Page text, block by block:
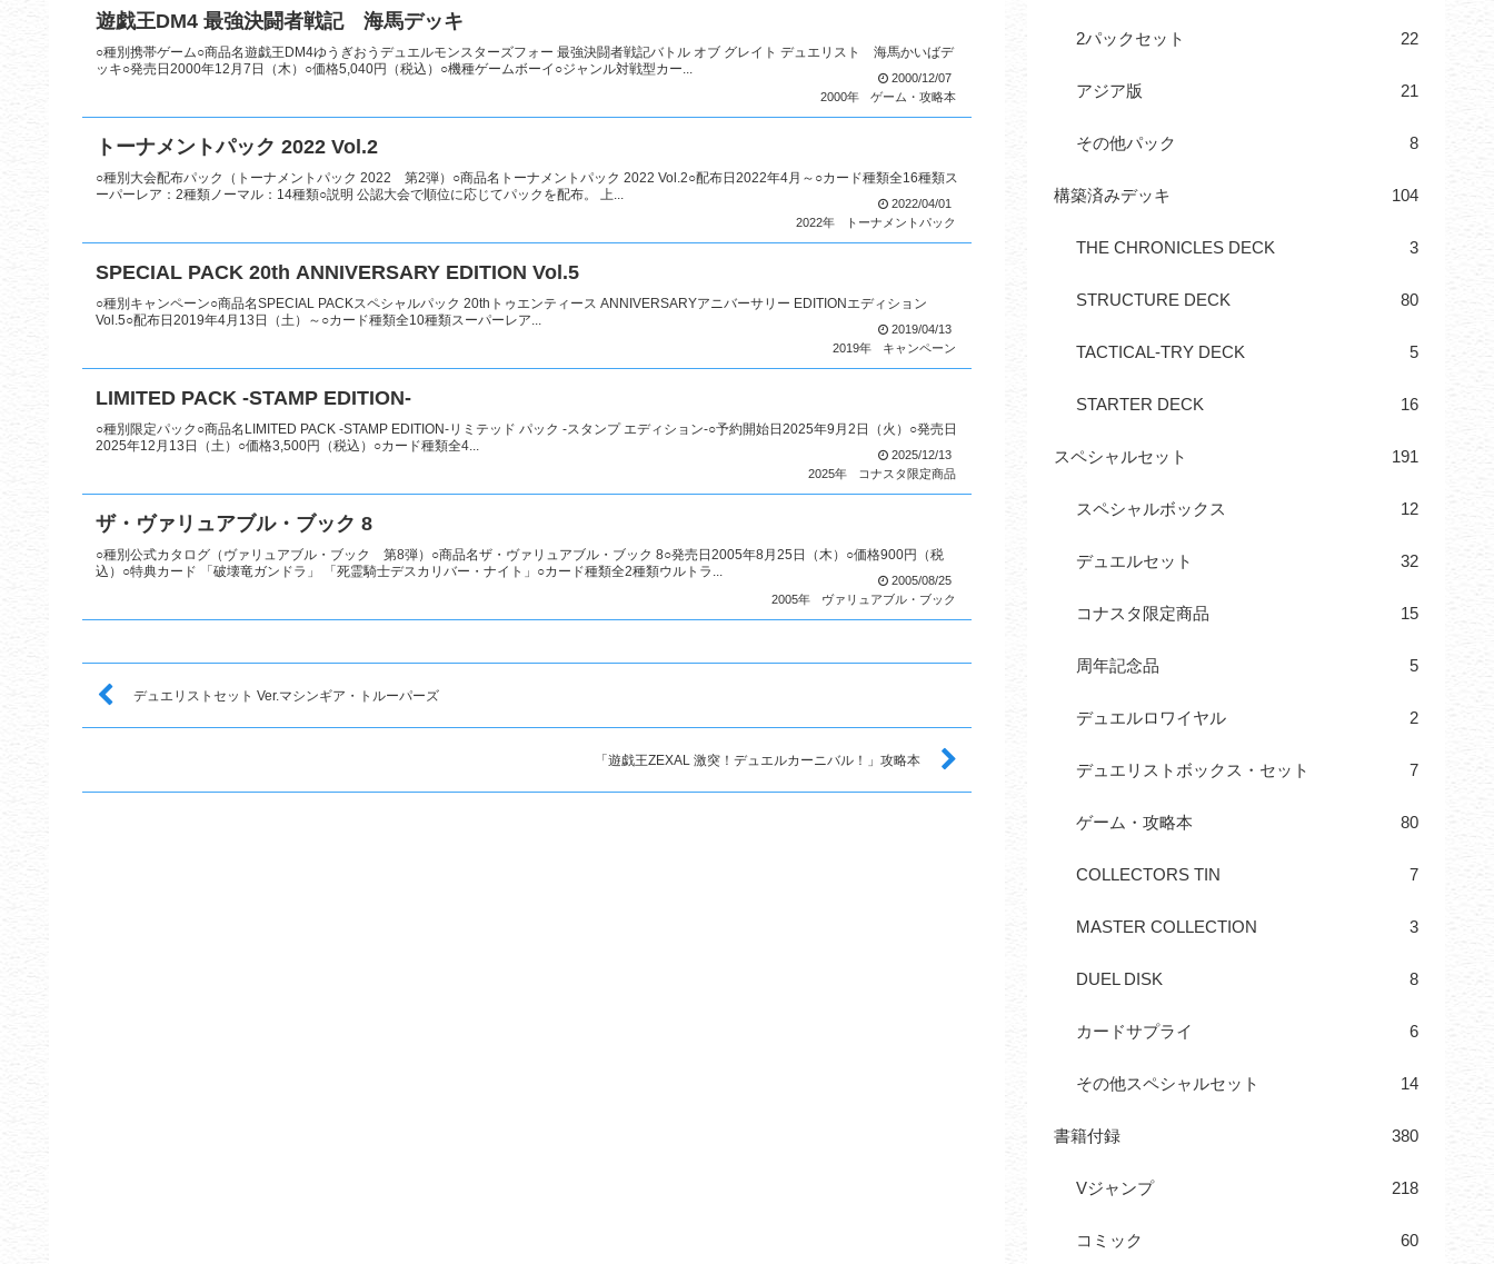
遊戯王DM4 最強決闘者戦記 海馬デッキ
○種別携帯ゲーム○商品名遊戯王DM4ゆうぎおうデュエルモンスターズフォー 最強決闘者戦記バトル オブ グレイト デュエリスト 海馬かいばデ
ッキ○発売日2000年12月7日（木）○価格5,040円（税込）○機種ゲームボーイ○ジャンル対戦型カー...
2000/12/07
2000年
ゲーム・攻略本
トーナメントパック 2022 Vol.2
○種別大会配布パック（トーナメントパック 2022 第2弾）○商品名トーナメントパック 2022 Vol.2○配布日2022年4月～○カード種類全16種類ス
ーパーレア：2種類ノーマル：14種類○説明 公認大会で順位に応じてパックを配布。 上...
2022/04/01
2022年
トーナメントパック
SPECIAL PACK 20th ANNIVERSARY EDITION Vol.5
○種別キャンペーン○商品名SPECIAL PACKスペシャルパック 20thトゥエンティース ANNIVERSARYアニバーサリー EDITIONエディション
Vol.5○配布日2019年4月13日（土）～○カード種類全10種類スーパーレア...
2019/04/13
2019年
キャンペーン
LIMITED PACK -STAMP EDITION-
○種別限定パック○商品名LIMITED PACK -STAMP EDITION-リミテッド パック -スタンプ エディション-○予約開始日2025年9月2日（火）○発売日
2025年12月13日（土）○価格3,500円（税込）○カード種類全4...
2025/12/13
2025年
コナスタ限定商品
ザ・ヴァリュアブル・ブック 8
○種別公式カタログ（ヴァリュアブル・ブック 第8弾）○商品名ザ・ヴァリュアブル・ブック 8○発売日2005年8月25日（木）○価格900円（税
込）○特典カード 「破壊竜ガンドラ」 「死霊騎士デスカリバー・ナイト」○カード種類全2種類ウルトラ...
2005/08/25
2005年
ヴァリュアブル・ブック
デュエリストセット Ver.マシンギア・トルーパーズ
「遊戯王ZEXAL 激突！デュエルカーニバル！」攻略本
2パックセット 22
アジア版 21
その他パック 8
構築済みデッキ 104
THE CHRONICLES DECK 3
STRUCTURE DECK 80
TACTICAL-TRY DECK 5
STARTER DECK 16
スペシャルセット 191
スペシャルボックス 12
デュエルセット 32
コナスタ限定商品 15
周年記念品 5
デュエルロワイヤル 2
デュエリストボックス・セット 7
ゲーム・攻略本 80
COLLECTORS TIN 7
MASTER COLLECTION 3
DUEL DISK 8
カードサプライ 6
その他スペシャルセット 14
書籍付録 380
Vジャンプ 218
コミック 60